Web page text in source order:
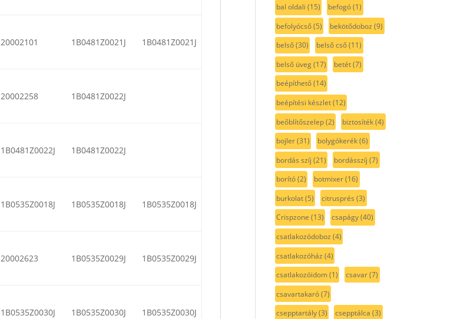
20002101 1B0481Z0021J 1B0481Z0021J
20002258 1B0481Z0022J
1B0481Z0022J 1B0481Z0022J
1B0535Z0018J 1B0535Z0018J 1B0535Z0018J
20002623 1B0535Z0029J 1B0535Z0029J
1B0535Z0030J 1B0535Z0030J 1B0535Z0030J
bal oldali (15) befogó(1)
befolyócső(5) bekötődoboz (9)
belső(30) belső cső(11)
belső üveg(17) betét(7)
beépíthető(14)
beépítési készlet(12)
beőblítőszelep(2) biztosíték(4)
bojler(31) bolygókerék(6)
bordás szíj (21) bordásszíj (7)
borító(2) botmixer(16)
burkolat(5) citrusprés (3)
Crispzone (13) csapágy(40)
csatlakozódoboz (4)
csatlakozóház (4)
csatlakozóidom(1) csavar(7)
csavartakaró(7)
csepptartály(3) csepptálca (3)